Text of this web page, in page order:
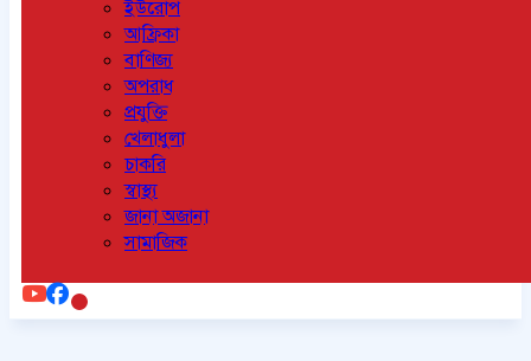
ইউরোপ
আফ্রিকা
বাণিজ্য
অপরাধ
প্রযুক্তি
খেলাধুলা
চাকরি
স্বাস্থ্য
জানা অজানা
সামাজিক